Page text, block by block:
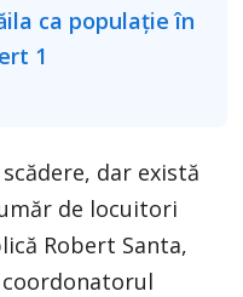
dar există
de locuitori
Robert Santa,